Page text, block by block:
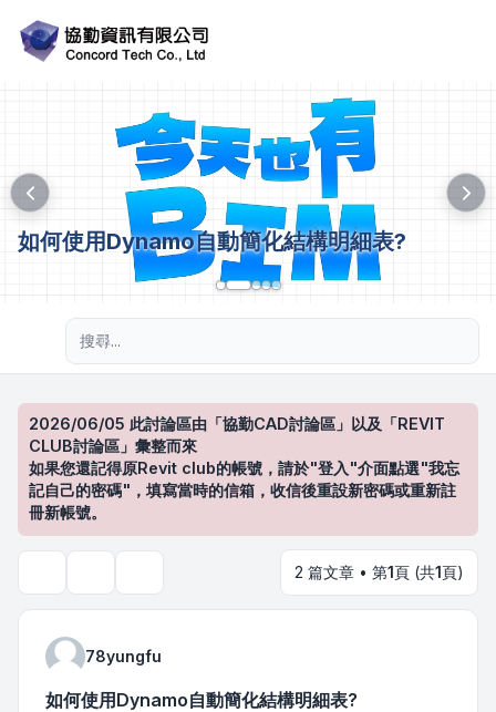
如何使用Dynamo自動簡化結構明細表?
2026/06/05 此討論區由「協勤CAD討論區」以及「REVIT
CLUB討論區」彙整而來
如果您還記得原Revit club的帳號，請於"登入"介面點選"我忘
記自己的密碼"，填寫當時的信箱，收信後重設新密碼或重新註
冊新帳號。
2 篇文章 • 第1頁 (共1頁)
78yungfu
如何使用Dynamo自動簡化結構明細表?